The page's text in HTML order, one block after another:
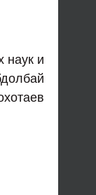
наук и